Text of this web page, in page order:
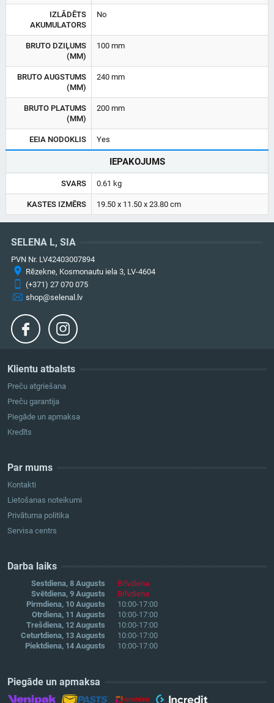
IZLĀDĒTS
AKUMULATORS
No
BRUTO DZIĻUMS
(MM)
100 mm
BRUTO AUGSTUMS
(MM)
240 mm
BRUTO PLATUMS
(MM)
200 mm
EEIA NODOKLIS Yes
IEPAKOJUMS
SVARS 0.61 kg
KASTES IZMĒRS 19.50 x 11.50 x 23.80 cm
Klientu atbalsts
Preču atgriešana
Preču garantija
Piegāde un apmaksa
Kredīts
Par mums
Kontakti
Lietošanas noteikumi
Privātuma politika
Servisa centrs
Darba laiks
Sestdiena, 8 Augusts
Brīvdiena
Svētdiena, 9 Augusts
Brīvdiena
Pirmdiena, 10 Augusts
10:00-17:00
Otrdiena, 11 Augusts
10:00-17:00
Trešdiena, 12 Augusts
10:00-17:00
Ceturtdiena, 13 Augusts
10:00-17:00
Piektdiena, 14 Augusts
10:00-17:00
Piegāde un apmaksa
SELENA L, SIA
PVN Nr. LV42403007894
Rēzekne, Kosmonautu iela 3, LV-4604
(+371) 27 070 075
shop@selenal.lv